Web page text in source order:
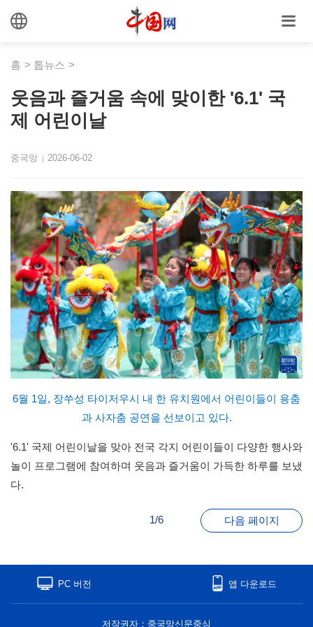
홈 > 톱뉴스 >
웃음과 즐거움 속에 맞이한 '6.1' 국
제 어린이날
중국망 | 2026-06-02
6월 1일, 장쑤성 타이저우시 내 한 유치원에서 어린이들이 용춤
과 사자춤 공연을 선보이고 있다.
'6.1' 국제 어린이날을 맞아 전국 각지 어린이들이 다양한 행사와
놀이 프로그램에 참여하며 웃음과 즐거움이 가득한 하루를 보냈
다.
1/6 다음 페이지
PC 버전 앱 다운로드
저작권자：중국망신문중심